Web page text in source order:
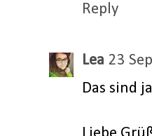
Reply
Lea 23
Das sind